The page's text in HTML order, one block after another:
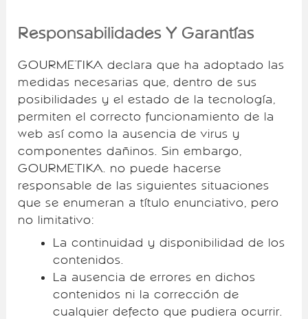
Responsabilidades Y Garantías
GOURMETIKA declara que ha adoptado las
medidas necesarias que, dentro de sus
posibilidades y el estado de la tecnología,
permiten el correcto funcionamiento de la
web así como la ausencia de virus y
componentes dañinos. Sin embargo,
GOURMETIKA. no puede hacerse
responsable de las siguientes situaciones
que se enumeran a título enunciativo, pero
no limitativo:
La continuidad y disponibilidad de los
contenidos.
La ausencia de errores en dichos
contenidos ni la corrección de
cualquier defecto que pudiera ocurrir.